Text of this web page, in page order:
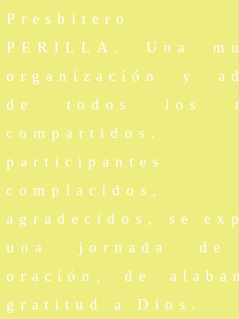
Presbítero
PERILLA. Una
organización y
de todos los
agradecidos, se
una jornada
oración, de
gratitud a Dios.